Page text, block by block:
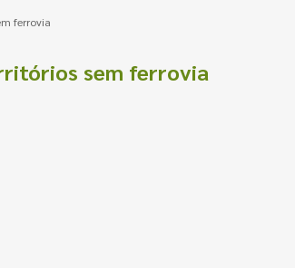
ferrovia
sem ferrovia